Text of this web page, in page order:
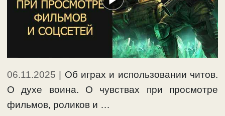
06.11.2025 | Об играх и использовании читов.
О духе воина. О чувствах при просмотре
фильмов, роликов и …